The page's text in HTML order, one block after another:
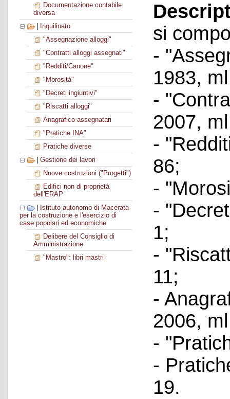
Documentazione contabile
diversa
Inquilinato
"Assegnazione alloggi"
"Contratti alloggi assegnati"
"Redditi/Canone"
"Morosità"
"Decreti ingiuntivi"
"Riscatti alloggi"
Anagrafico assegnatari
"Pratiche INA"
Pratiche diverse
Gestione dei lavori
Nuove costruzioni ("Progetti")
Edifici non di proprietà
dell'ERAP
Istituto autonomo di Macerata
per la costruzione e l'esercizio di
case popolari ed economiche
Delibere del Consiglio di
Amministrazione
"Mastro": libri mastri
si
-
1983,
-
2007,
-
86;
-
-
1;
-
11;
-
2006,
-
-
19.